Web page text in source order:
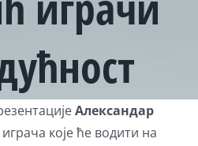
Александар
које ће водити на